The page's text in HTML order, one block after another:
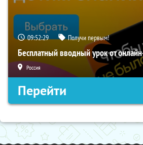
09:52:28 Получи первым!
Бесплатный вводный урок от
Россия
Перейти